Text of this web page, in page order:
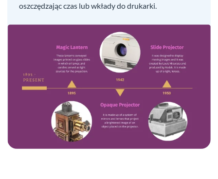
oszczędzając czas lub wkłady do drukarki.